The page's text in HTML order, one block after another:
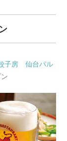
子房 仙台パル